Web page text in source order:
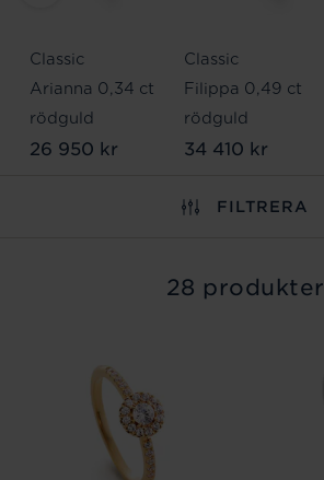
Classic
Arianna 0,34 ct
rödguld
26 950 kr
Classic
Filippa 0,49 ct
rödguld
34 410 kr
FILTRERA
28 produkter